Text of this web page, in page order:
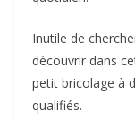
Inutile de
découvrir dans
petit bricolage à
qualifiés.